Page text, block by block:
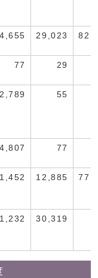
29,023
77 29
55
4,807 77
12,885
30,319